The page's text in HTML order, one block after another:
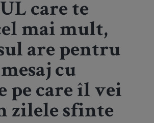
care te
mai mult,
are pentru
cu
pe care îl vei
zilele sfinte